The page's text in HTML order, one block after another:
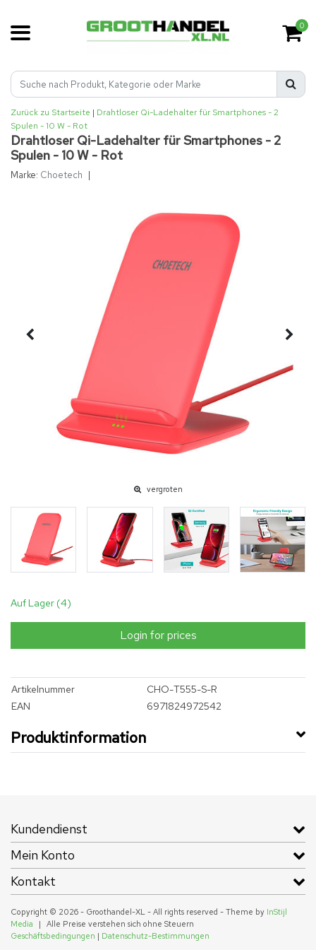
0
Zurück zu Startseite | Drahtloser Qi-Ladehalter für Smartphones - 2
Spulen - 10 W - Rot
Drahtloser Qi-Ladehalter für Smartphones - 2
Spulen - 10 W - Rot
Marke: Choetech |
vergroten
Auf Lager (4)
Login for prices
Artikelnummer
CHO-T555-S-R
EAN
6971824972542
Produktinformation
Kundendienst
Mein Konto
Kontakt
Copyright © 2026 - Groothandel-XL - All rights reserved - Theme by InStijl
Media
|
Alle Preise verstehen sich ohne Steuern
Geschäftsbedingungen | Datenschutz-Bestimmungen